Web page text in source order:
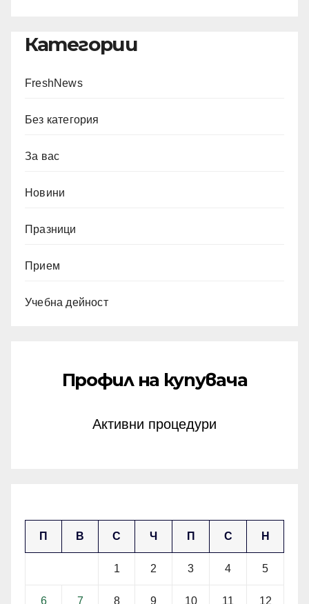
Категории
FreshNews
Без категория
За вас
Новини
Празници
Прием
Учебна дейност
Профил на купувача
Активни процедури
П В С Ч П С Н
1 2 3 4 5
6 7 8 9 10 11 12